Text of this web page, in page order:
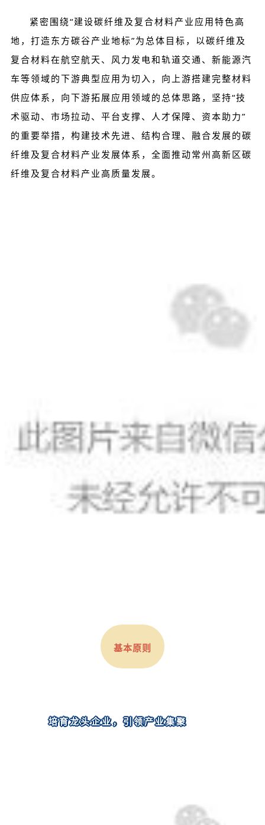
紧密围绕“建设碳纤维及复合材料产业应用特色高
地，打造东方碳谷产业地标”为总体目标，以碳纤维及
复合材料在航空航天、风力发电和轨道交通、新能源汽
车等领域的下游典型应用为切入，向上游搭建完整材料
供应体系，向下游拓展应用领域的总体思路，坚持“技
术驱动、市场拉动、平台支撑、人才保障、资本助力”
的重要举措，构建技术先进、结构合理、融合发展的碳
纤维及复合材料产业发展体系，全面推动常州高新区碳
纤维及复合材料产业高质量发展。
基本原则
培育龙头企业，引领产业集聚